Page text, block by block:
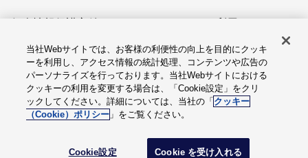
アクセシビリティへの対応
Cookie設定
総合サイトマップ
© Fuji Electric Co., Ltd.
当社Webサイトでは、お客様の利便性の向上を目的にクッキ
ーを利用し、アクセス情報の統計処理、コンテンツや広告の
パーソナライズを行っております。当社Webサイトにおける
クッキーの利用を変更する場合は、「Cookie設定」をクリ
ックしてください。詳細については、当社の「 クッキー
（Cookie）ポリシー 」をご覧ください。
Cookie設定 Cookie を受け入れる